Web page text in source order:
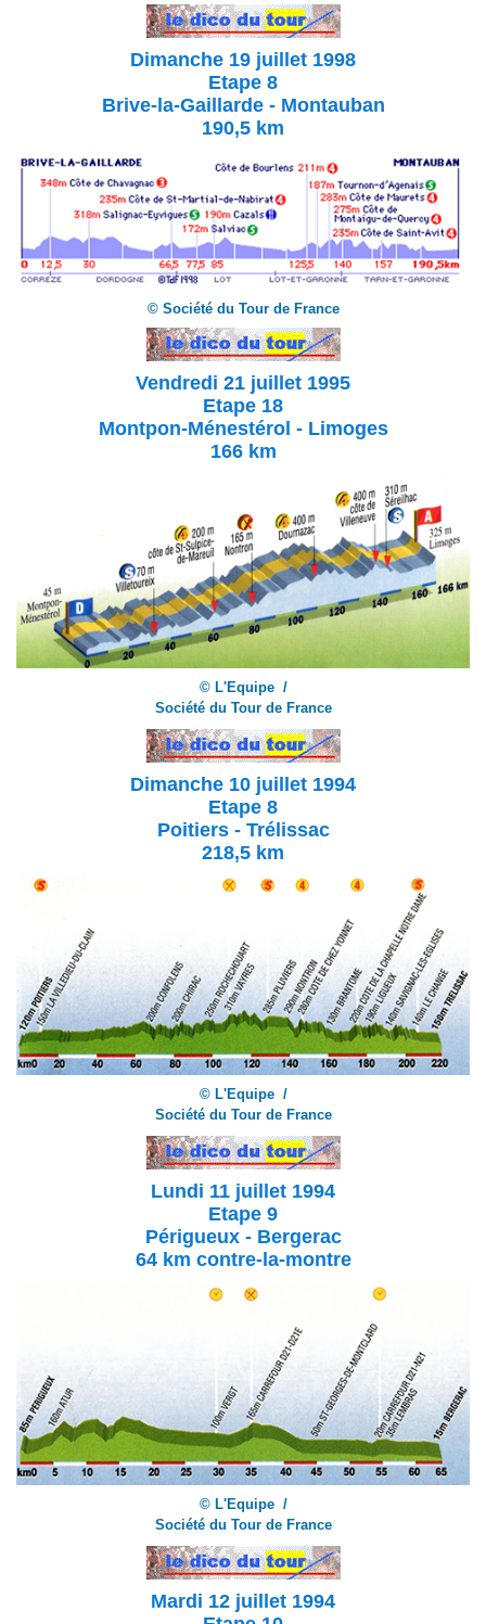
Dimanche 19 juillet 1998
Etape 8
Brive-la-Gaillarde - Montauban
190,5 km
© Société du Tour de France
Vendredi 21 juillet 1995
Etape 18
Montpon-Ménestérol - Limoges
166 km
© L'Equipe /
Société du Tour de France
Dimanche 10 juillet 1994
Etape 8
Poitiers - Trélissac
218,5 km
© L'Equipe /
Société du Tour de France
Lundi 11 juillet 1994
Etape 9
Périgueux - Bergerac
64 km contre-la-montre
© L'Equipe /
Société du Tour de France
Mardi 12 juillet 1994